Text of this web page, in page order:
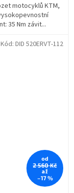
motocyklů KTM,
35 Nm závit...
od
2 560 Kč
až
–17 %
Kód: DID 520ERVT-112